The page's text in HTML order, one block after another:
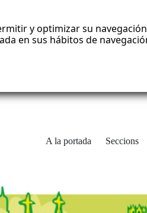
y optimizar su
en sus hábitos de
A la portada Seccions